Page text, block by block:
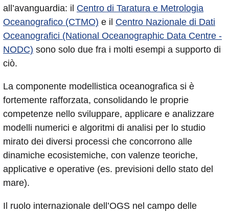
all’avanguardia: il Centro di Taratura e Metrologia
Oceanografico (CTMO) e il Centro Nazionale di Dati
Oceanografici (National Oceanographic Data Centre -
NODC) sono solo due fra i molti esempi a supporto di
ciò.
La componente modellistica oceanografica si è
fortemente rafforzata, consolidando le proprie
competenze nello sviluppare, applicare e analizzare
modelli numerici e algoritmi di analisi per lo studio
mirato dei diversi processi che concorrono alle
dinamiche ecosistemiche, con valenze teoriche,
applicative e operative (es. previsioni dello stato del
mare).
Il ruolo internazionale dell’OGS nel campo delle